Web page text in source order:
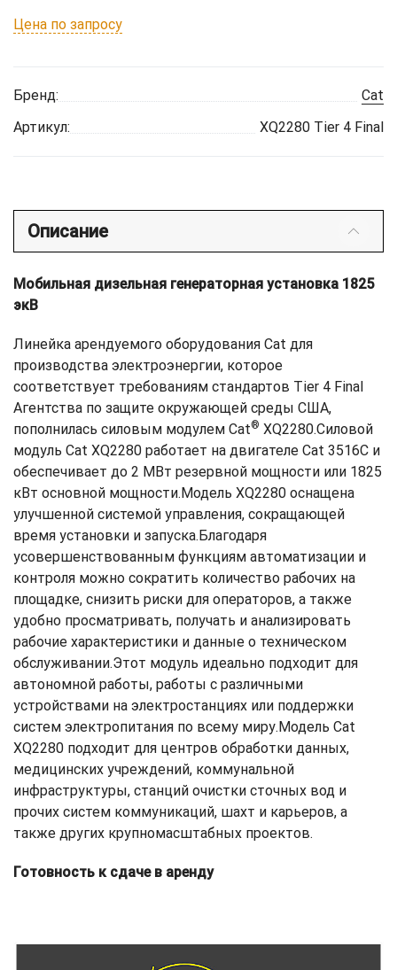
Цена по запросу
Бренд:
Cat
Артикул:
XQ2280 Tier 4 Final
Описание
Мобильная дизельная генераторная установка 1825
экВ
Линейка арендуемого оборудования Cat для
производства электроэнергии, которое
соответствует требованиям стандартов Tier 4 Final
Агентства по защите окружающей среды США,
пополнилась силовым модулем Cat® XQ2280.Силовой
модуль Cat XQ2280 работает на двигателе Cat 3516C и
обеспечивает до 2 МВт резервной мощности или 1825
кВт основной мощности.Модель XQ2280 оснащена
улучшенной системой управления, сокращающей
время установки и запуска.Благодаря
усовершенствованным функциям автоматизации и
контроля можно сократить количество рабочих на
площадке, снизить риски для операторов, а также
удобно просматривать, получать и анализировать
рабочие характеристики и данные о техническом
обслуживании.Этот модуль идеально подходит для
автономной работы, работы с различными
устройствами на электростанциях или поддержки
систем электропитания по всему миру.Модель Cat
XQ2280 подходит для центров обработки данных,
медицинских учреждений, коммунальной
инфраструктуры, станций очистки сточных вод и
прочих систем коммуникаций, шахт и карьеров, а
также других крупномасштабных проектов.
Готовность к сдаче в аренду